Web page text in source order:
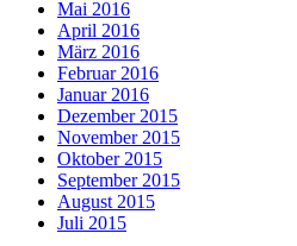
Mai 2016
April 2016
März 2016
Februar 2016
Januar 2016
Dezember 2015
November 2015
Oktober 2015
September 2015
August 2015
Juli 2015